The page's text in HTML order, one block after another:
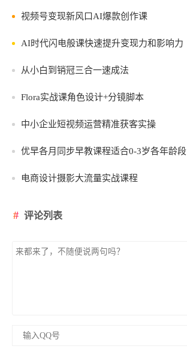
视频号变现新风口AI爆款创作课
AI时代闪电般课快速提升变现力和影响力
从小白到销冠三合一速成法
Flora实战课角色设计+分镜脚本
中小企业短视频运营精准获客实操
优早各月同步早教课程适合0-3岁各年龄段
电商设计摄影大流量实战课程
评论列表